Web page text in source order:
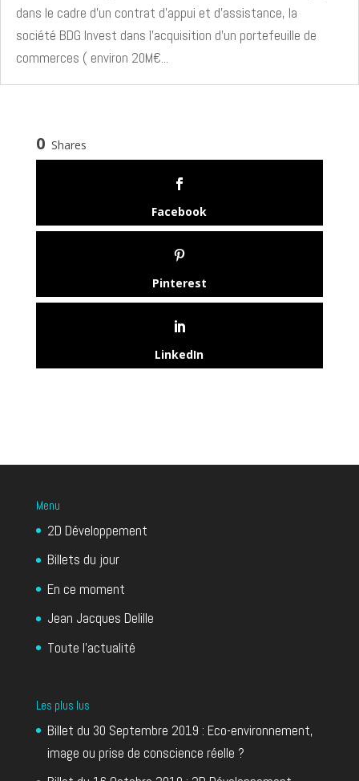
dans le cadre d'un contrat d'appui et d'assistance, la
société BDG Invest dans l'acquisition d'un portefeuille de
commerces ( environ 20M€...
0 Shares
Facebook
Pinterest
LinkedIn
Menu
2D Développement
Billets du jour
En ce moment
Jean Jacques Delille
Toute l’actualité
Les plus lus
Billet du 30 Septembre 2019 : Eco-environnement,
image ou prise de conscience réelle ?